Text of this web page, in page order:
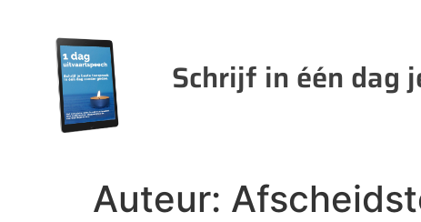
Schrijf in één dag
Auteur: